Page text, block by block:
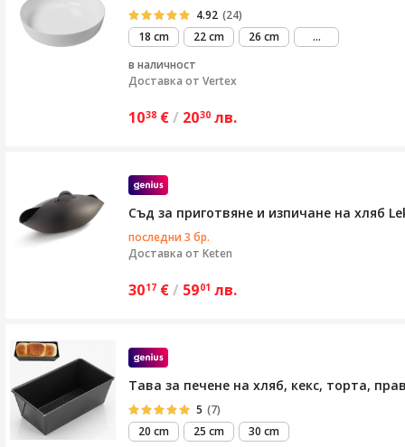
4.92 (24)
18 cm
22 cm 26 cm ...виж
в наличност
Доставка от Vertex
1038 €/ 2030 лв.
Съд за приготвяне и изпичане на хляб
последни 3 бр.
Доставка от Keten
3017 €/ 5901 лв.
Тава за печене на хляб, кекс, торта,
5 (7)
20 cm
25 cm 30 cm